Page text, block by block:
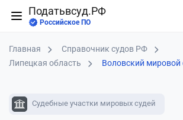
Податьвсуд.РФ
Российское ПО
Главная
Справочник судов РФ
Липецкая область
Воловский мировой
Судебные участки мировых судей